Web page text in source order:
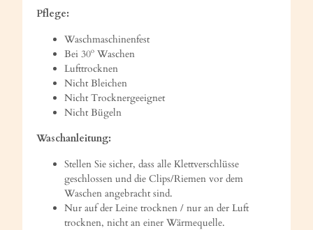
Pflege:
Waschmaschinenfest
Bei 30º Waschen
Lufttrocknen
Nicht Bleichen
Nicht Trocknergeeignet
Nicht Bügeln
Waschanleitung:
Stellen Sie sicher, dass alle Klettverschlüsse
geschlossen und die Clips/Riemen vor dem
Waschen angebracht sind.
Nur auf der Leine trocknen / nur an der Luft
trocknen, nicht an einer Wärmequelle.